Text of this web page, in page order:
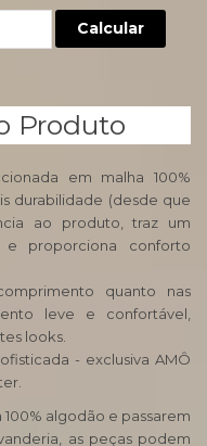
Calcular
Produto
em malha 100%
durabilidade (desde que
ao produto, traz um
proporciona conforto
quanto nas
leve e confortável,
looks.
- exclusiva AMÔ
algodão e passarem
as peças podem